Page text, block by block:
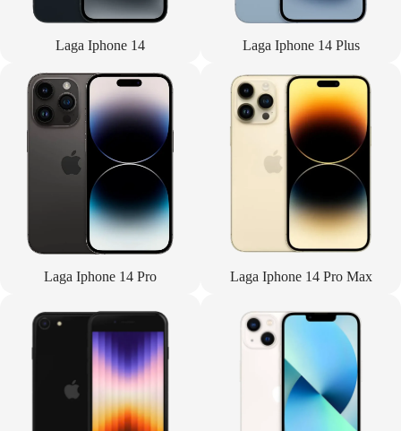
Laga Iphone 14 Laga Iphone 14 Plus
Laga Iphone 14 Pro Laga Iphone 14 Pro Max